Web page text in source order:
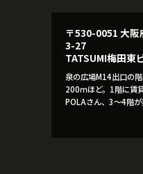
〒530-0051 大
3-27
TATSUMI梅田東
泉の広場M14出口の
200ｍほど。1階に賃
POLAさん、3～4階が